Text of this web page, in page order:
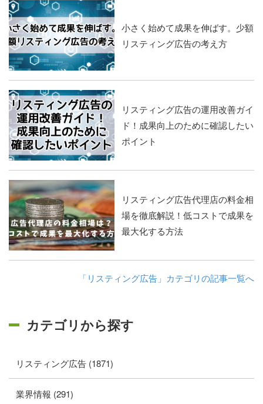
小さく始めて成果を伸ばす。少額
リスティング広告の考え方
リスティング広告の運用改善ガイ
ド！成果向上のために確認したい
ポイント
リスティング広告代理店の料金相
場を徹底解説！低コストで成果を
最大化する方法
「リスティング広告」カテゴリの記事一覧へ
カテゴリから探す
リスティング広告 (1871)
業界情報 (291)